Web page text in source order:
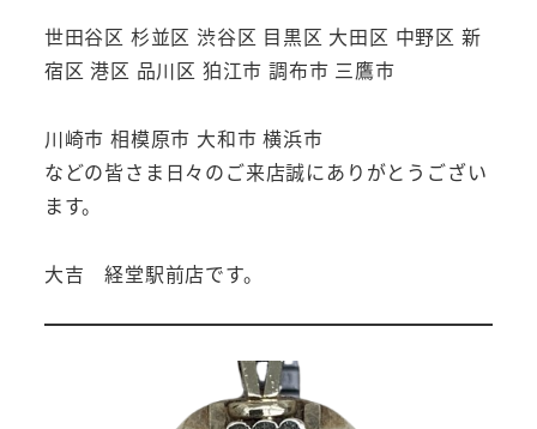
世田谷区 杉並区 渋谷区 目黒区 大田区 中野区 新
宿区 港区 品川区 狛江市 調布市 三鷹市
川崎市 相模原市 大和市 横浜市
などの皆さま日々のご来店誠にありがとうござい
ます。
大吉 経堂駅前店です。